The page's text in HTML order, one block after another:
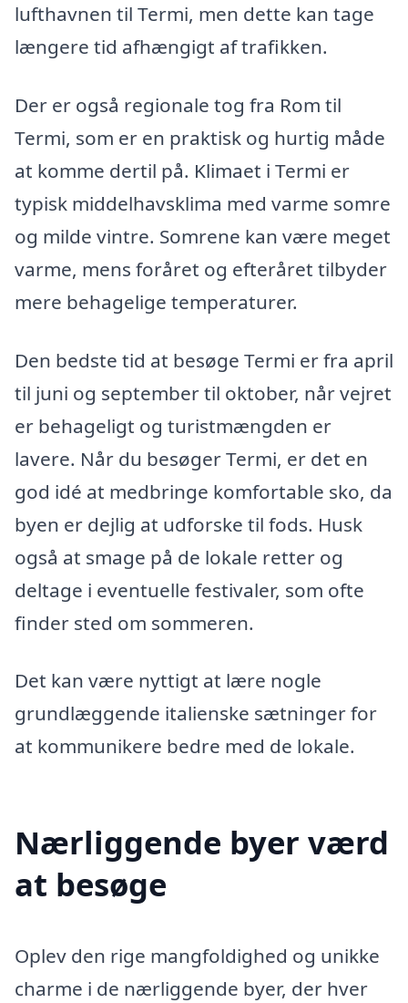
lufthavnen til Termi, men dette kan tage
længere tid afhængigt af trafikken.
Der er også regionale tog fra Rom til
Termi, som er en praktisk og hurtig måde
at komme dertil på. Klimaet i Termi er
typisk middelhavsklima med varme somre
og milde vintre. Somrene kan være meget
varme, mens foråret og efteråret tilbyder
mere behagelige temperaturer.
Den bedste tid at besøge Termi er fra april
til juni og september til oktober, når vejret
er behageligt og turistmængden er
lavere. Når du besøger Termi, er det en
god idé at medbringe komfortable sko, da
byen er dejlig at udforske til fods. Husk
også at smage på de lokale retter og
deltage i eventuelle festivaler, som ofte
finder sted om sommeren.
Det kan være nyttigt at lære nogle
grundlæggende italienske sætninger for
at kommunikere bedre med de lokale.
Nærliggende byer værd
at besøge
Oplev den rige mangfoldighed og unikke
charme i de nærliggende byer, der hver